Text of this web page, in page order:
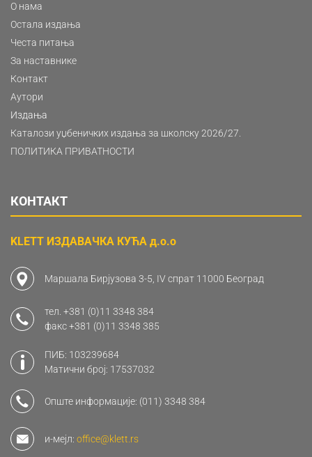
О нама
Остала издања
Честа питања
За наставнике
Контакт
Аутори
Издања
Каталози уџбеничких издања за школску 2026/27.
ПОЛИТИКА ПРИВАТНОСТИ
КОНТАКТ
KLETT ИЗДАВАЧКА КУЋА д.о.о
Маршала Бирјузова 3-5, IV спрат 11000 Београд
тел. +381 (0)11 3348 384
факс+381 (0)11 3348 385
ПИБ: 103239684
Матични број: 17537032
Опште информације: (011) 3348 384
и-мејл: office@klett.rs